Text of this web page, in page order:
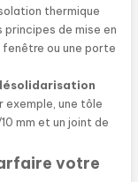
thermique
de mise en
fenêtre ou une porte
exemple, une tôle
mm et un joint de
votre